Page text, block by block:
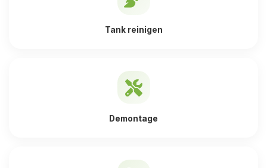
Tank reinigen
Demontage